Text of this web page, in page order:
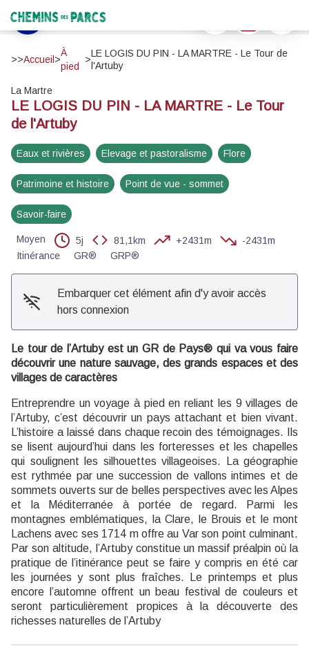
Chemins des Parcs
Voir l'image en plein écran
>>Accueil >
À
pied
>
LE LOGIS DU PIN - LA MARTRE - Le Tour de
l'Artuby
La Martre
LE LOGIS DU PIN - LA MARTRE - Le Tour
de l'Artuby
Eaux et rivières Elevage et pastoralisme Flore
Patrimoine et histoire Point de vue - sommet
Savoir-faire
Moyen 5j 81,1km +2431m
-2431m
Itinérance
GR® GRP®
Embarquer cet élément afin d'y avoir accès
hors connexion
Le tour de l’Artuby est un GR de Pays® qui va vous faire
découvrir une nature sauvage, des grands espaces et des
villages de caractères
Entreprendre un voyage à pied en reliant les 9 villages de
l’Artuby, c’est découvrir un pays attachant et bien vivant.
L’histoire a laissé dans chaque recoin des témoignages. Ils
se lisent aujourd’hui dans les forteresses et les chapelles
qui soulignent les silhouettes villageoises. La géographie
est rythmée par une succession de vallons intimes et de
sommets ouverts sur de belles perspectives avec les Alpes
et la Méditerranée à portée de regard. Parmi les
montagnes emblématiques, la Clare, le Brouis et le mont
Lachens avec ses 1714 m offre au Var son point culminant.
Par son altitude, l’Artuby constitue un massif préalpin où la
pratique de l’itinérance peut se faire y compris en été car
les journées y sont plus fraîches. Le printemps et plus
encore l’automne offrent un beau festival de couleurs et
seront particulièrement propices à la découverte des
richesses naturelles de l’Artuby